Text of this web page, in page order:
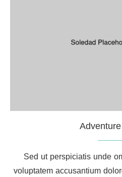
Sed ut perspiciatis unde
voluptatem accusantium